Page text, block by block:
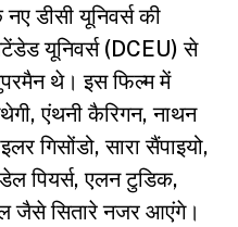
डीसी यूनिवर्स की
यूनिवर्स (DCEU) से
थे। इस फिल्म में
एंथनी कैरिगन, नाथन
गिसोंडो, सारा सैंपाइयो,
पियर्स, एलन टुडिक,
जैसे सितारे नजर आएंगे।